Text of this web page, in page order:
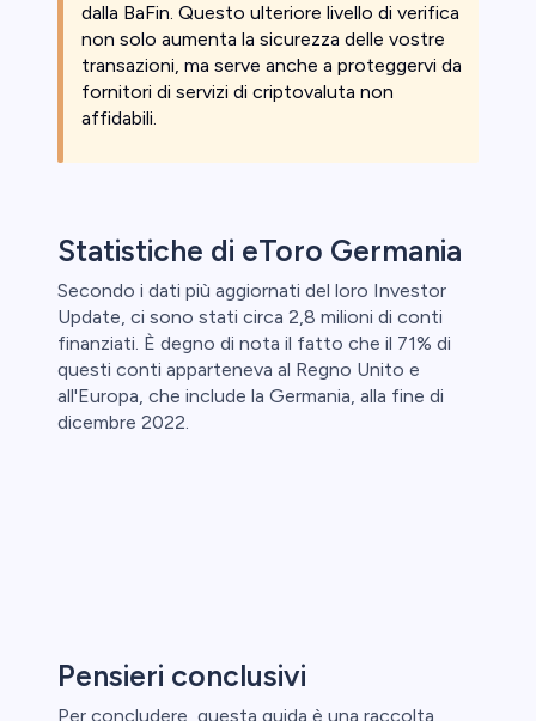
dalla BaFin. Questo ulteriore livello di verifica
non solo aumenta la sicurezza delle vostre
transazioni, ma serve anche a proteggervi da
fornitori di servizi di criptovaluta non
affidabili.
Statistiche di eToro Germania
Secondo i dati più aggiornati del loro Investor
Update, ci sono stati circa 2,8 milioni di conti
finanziati. È degno di nota il fatto che il 71% di
questi conti apparteneva al Regno Unito e
all'Europa, che include la Germania, alla fine di
dicembre 2022.
Pensieri conclusivi
Per concludere, questa guida è una raccolta